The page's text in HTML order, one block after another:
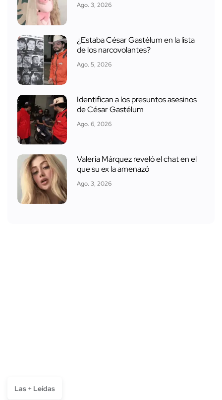
Ago. 3, 2026
¿Estaba César Gastélum en la lista
de los narcovolantes?
Ago. 5, 2026
Identifican a los presuntos asesinos
de César Gastélum
Ago. 6, 2026
Valeria Márquez reveló el chat en el
que su ex la amenazó
Ago. 3, 2026
Las + Leídas